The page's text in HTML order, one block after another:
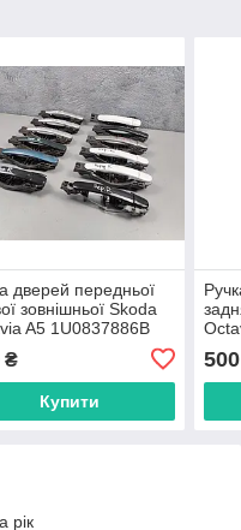
дверей передньої
зовнішньої Skoda
A5 1U0837886B
₴
Купити
500
рік